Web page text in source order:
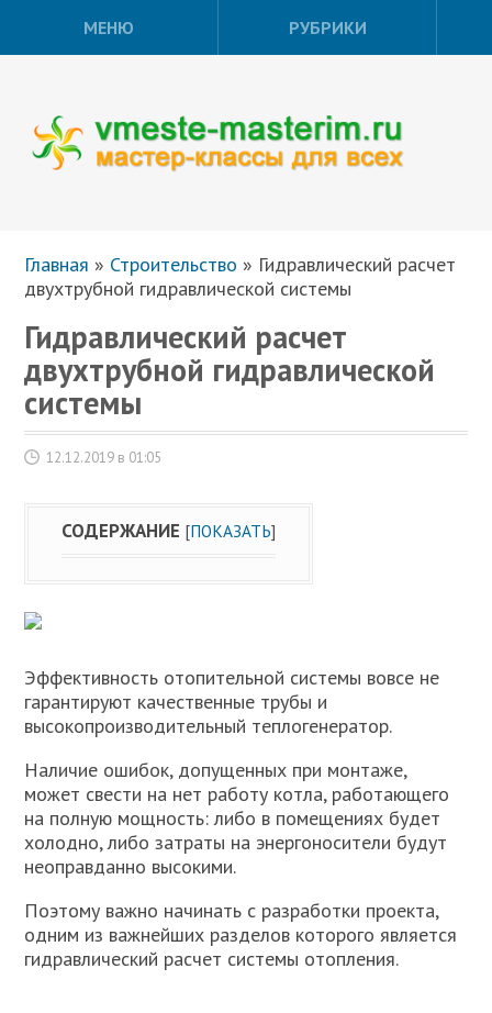
МЕНЮ РУБРИКИ
Главная » Строительство » Гидравлический расчет
двухтрубной гидравлической системы
Гидравлический расчет
двухтрубной гидравлической
системы
12.12.2019 в 01:05
СОДЕРЖАНИЕ [ПОКАЗАТЬ]
Эффективность отопительной системы вовсе не
гарантируют качественные трубы и
высокопроизводительный теплогенератор.
Наличие ошибок, допущенных при монтаже,
может свести на нет работу котла, работающего
на полную мощность: либо в помещениях будет
холодно, либо затраты на энергоносители будут
неоправданно высокими.
Поэтому важно начинать с разработки проекта,
одним из важнейших разделов которого является
гидравлический расчет системы отопления.